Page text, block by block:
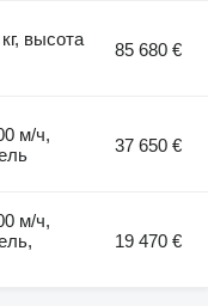
высота
85 680 €
м/ч,
37 650 €
м/ч,
19 470 €